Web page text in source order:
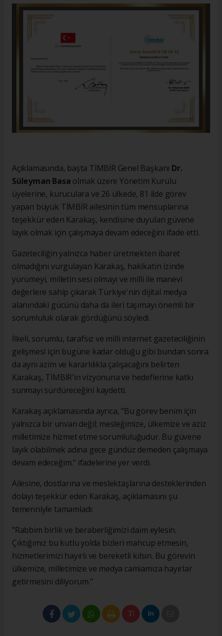
Açıklamasında, başta TİMBİR Genel Başkanı Dr.
Süleyman Basa olmak üzere Yönetim Kurulu
üyelerine, kuruculara ve 26 ülkede, 81 ilde görev
yapan büyük TİMBİR ailesinin tüm mensuplarına
teşekkür eden Karakaş, kendisine duyulan güvene
layık olmak için çalışmaya devam edeceğini ifade etti.
Gazeteciliğin yalnızca haber üretmekten ibaret
olmadığını vurgulayan Karakaş, hakikatin izinde
yürümeyi, milletin sesi olmayı ve milli ile manevi
değerlere sahip çıkarak Türkiye'nin dijital medya
alanındaki gücünü daha da ileri taşımayı önemli bir
sorumluluk olarak gördüğünü söyledi.
İlkeli, sorumlu, tarafsız ve milli internet gazeteciliğinin
gelişmesi için bugüne kadar olduğu gibi bundan sonra
da aynı azim ve kararlılıkla çalışacağını belirten
Karakaş, TİMBİR'in vizyonuna ve hedeflerine katkı
sunmayı sürdüreceğini kaydetti.
Karakaş açıklamasında ayrıca, "Bu görev benim için
yalnızca bir unvan değil; mesleğimize, ülkemize ve aziz
milletimize hizmet etme sorumluluğudur. Bu güvene
layık olabilmek adına gece gündüz demeden çalışmaya
devam edeceğim." ifadelerine yer verdi.
Ailesine, dostlarına ve meslektaşlarına desteklerinden
dolayı teşekkür eden Karakaş, açıklamasını şu
temenniyle tamamladı:
"Rabbim birlik ve beraberliğimizi daim eylesin.
Çıktığımız bu kutlu yolda bizleri mahcup etmesin,
hizmetlerimizi hayırlı ve bereketli kılsın. Bu görevin
ülkemize, milletimize ve medya camiamıza hayırlar
getirmesini diliyorum."